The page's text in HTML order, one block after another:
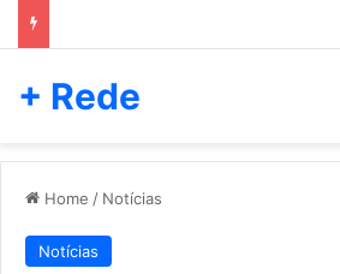
+ Rede
Home / Notícias
Notícias